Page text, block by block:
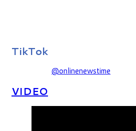
TikTok
@onlinenewstime
VIDEO